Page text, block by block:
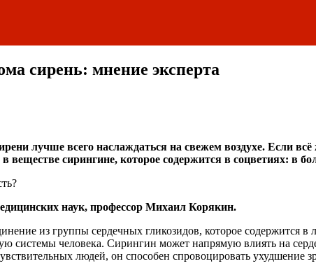
сирень: мнение эксперта
лучше всего наслаждаться на свежем воздухе. Если
веществе сирингине, которое содержится в соцветиях: в
наук, профессор Михаил Корякин.
из группы сердечных гликозидов, которое содержится
системы человека. Сирингин может напрямую влиять на
людей, он способен спровоцировать ухудшение